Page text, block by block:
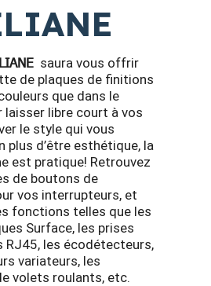
saura vous offrir
de plaques de finitions
que dans le
laisser libre court à vos
le style qui vous
plus d’être esthétique, la
est pratique! Retrouvez
de boutons de
vos interrupteurs, et
fonctions telles que les
Surface, les prises
RJ45, les écodétecteurs,
variateurs, les
volets roulants, etc.